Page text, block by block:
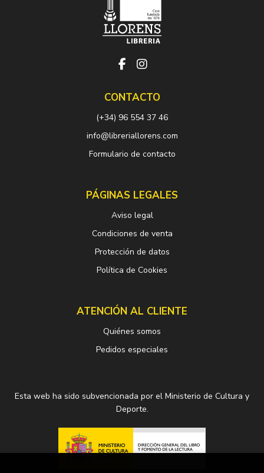
CONTACTO
(+34) 96 554 37 46
info@libreriallorens.com
Formulario de contacto
PÁGINAS LEGALES
Aviso legal
Condiciones de venta
Protección de datos
Política de Cookies
ATENCIÓN AL CLIENTE
Quiénes somos
Pedidos especiales
Esta web ha sido subvencionada por el Ministerio de Cultura y
Deporte.